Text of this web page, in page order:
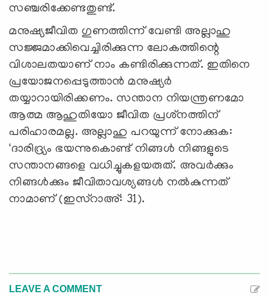
സഞ്ചരിക്കേണ്ടതുണ്ട്.
മനുഷ്യജീവിത ഗുണത്തിന്ന് വേണ്ടി അല്ലാഹു
സജ്ജമാക്കിവെച്ചിരിക്കുന്ന ലോകത്തിന്റെ
വിശാലതയാണ് നാം കണ്ടിരിക്കുന്നത്. ഇതിനെ
പ്രയോജനപ്പെടുത്താന്‍ മനുഷ്യര്‍
തയ്യാറായിരിക്കണം. സന്താന നിയന്ത്രണമോ
ആത്മ ആഹുതിയോ ജീവിത പ്രശ്‌നത്തിന്
പരിഹാരമല്ല. അല്ലാഹു പറയുന്ന് നോക്കുക:
'ദാരിദ്ര്യം ഭയന്നുകൊണ്ട് നിങ്ങള്‍ നിങ്ങളുടെ
സന്താനങ്ങളെ വധിച്ചുകളയരുത്. അവര്‍ക്കും
നിങ്ങള്‍ക്കും ജീവിതാവശ്യങ്ങള്‍ നല്‍കുന്നത്
നാമാണ് (ഇസ്‌റാഅ്: 31).
LEAVE A COMMENT